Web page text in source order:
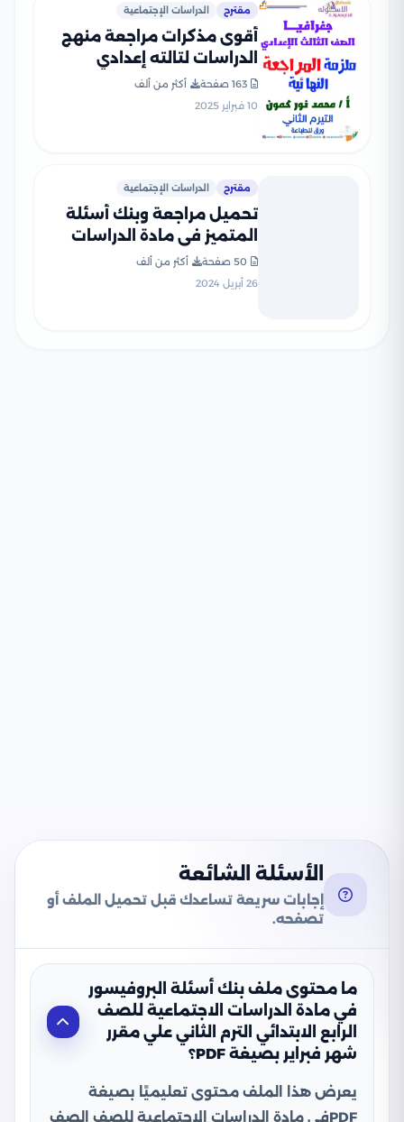
مقترح الدراسات الإجتماعية
أقوى مذكرات مراجعة منهج
الدراسات لتالته إعدادي
الفصل الدراسي الثاني PDF
163 صفحة
أكثر من ألف
10 فبراير 2025
مقترح الدراسات الإجتماعية
تحميل مراجعة وبنك أسئلة
المتميز في مادة الدراسات
الإجتماعيه للصف السادس
الابتدائي الترم الثاني
50 صفحة
أكثر من ألف
26 أبريل 2024
الأسئلة الشائعة
إجابات سريعة تساعدك قبل تحميل الملف أو
تصفحه.
ما محتوى ملف بنك أسئلة البروفيسور
في مادة الدراسات الاجتماعية للصف
الرابع الابتدائي الترم الثاني علي مقرر
شهر فبراير بصيغة PDF؟
يعرض هذا الملف محتوى تعليميًا بصيغة
PDFفي مادة الدراسات الإجتماعية للصف الصف